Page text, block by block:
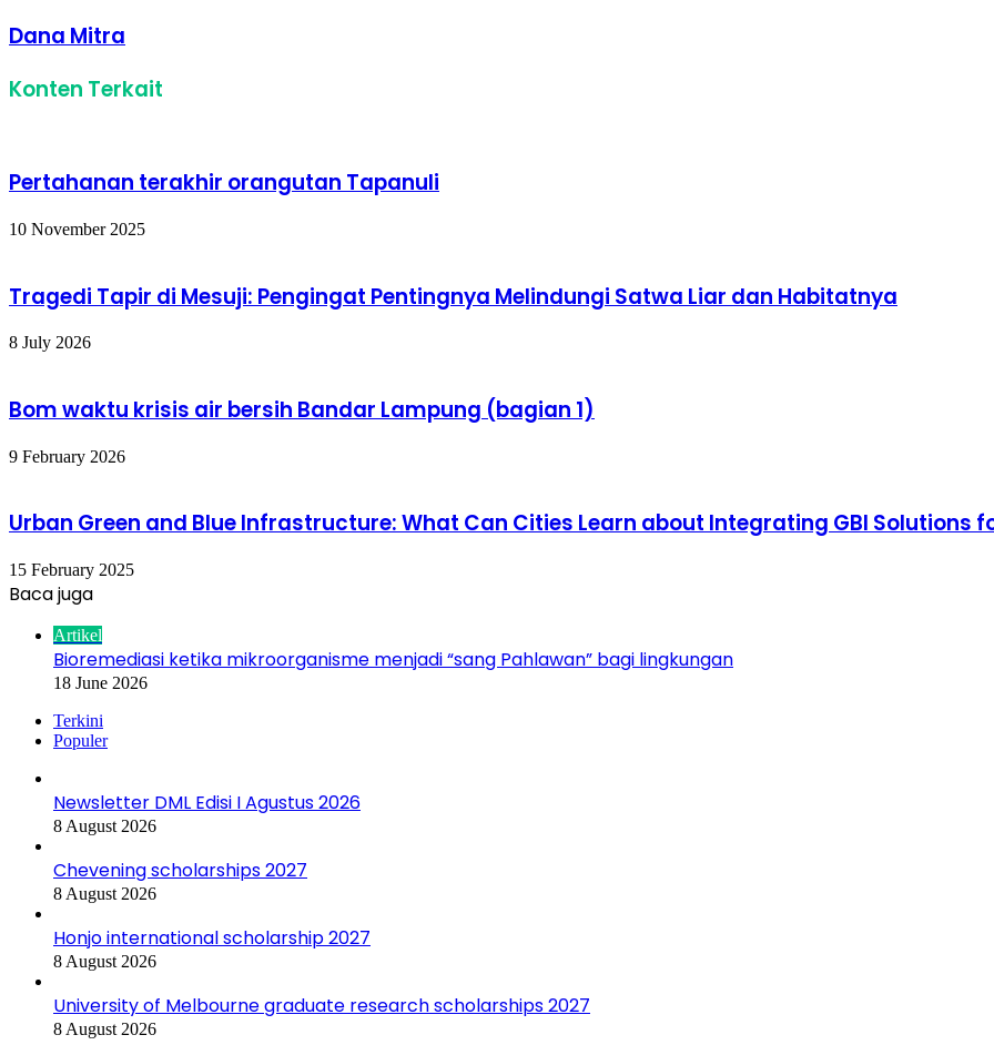
via
Email
Dana Mitra
Konten Terkait
Pertahanan terakhir orangutan Tapanuli
10 November 2025
Tragedi Tapir di Mesuji: Pengingat Pentingnya Melindungi Satwa Liar dan Habitatnya
8 July 2026
Bom waktu krisis air bersih Bandar Lampung (bagian 1)
9 February 2026
Urban Green and Blue Infrastructure: What Can Cities Learn about Integrating GBI Solutions
15 February 2025
Baca juga
Artikel
Bioremediasi ketika mikroorganisme menjadi “sang Pahlawan” bagi lingkungan
18 June 2026
Terkini
Populer
Newsletter DML Edisi I Agustus 2026
8 August 2026
Chevening scholarships 2027
8 August 2026
Honjo international scholarship 2027
8 August 2026
University of Melbourne graduate research scholarships 2027
8 August 2026